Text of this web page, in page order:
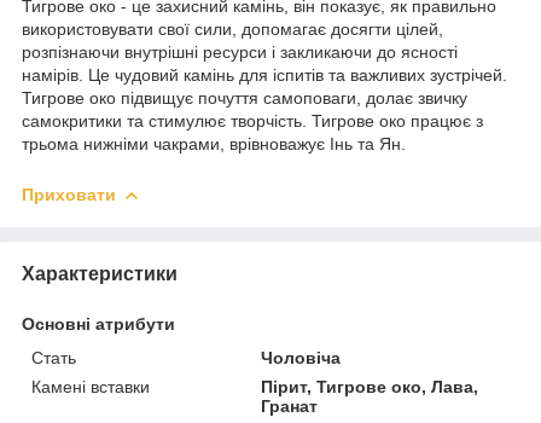
Тигрове око - це захисний камінь, він показує, як правильно
використовувати свої сили, допомагає досягти цілей,
розпізнаючи внутрішні ресурси і закликаючи до ясності
намірів. Це чудовий камінь для іспитів та важливих зустрічей.
Тигрове око підвищує почуття самоповаги, долає звичку
самокритики та стимулює творчість. Тигрове око працює з
трьома нижніми чакрами, врівноважує Інь та Ян.
Приховати
Характеристики
Основні атрибути
Стать
Чоловіча
Камені вставки
Пірит, Тигрове око, Лава,
Гранат